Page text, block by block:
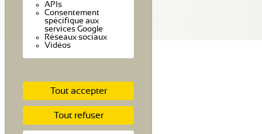
APIs
Consentement
spécifique aux
services Google
Réseaux sociaux
Vidéos
Tout accepter
Tout refuser